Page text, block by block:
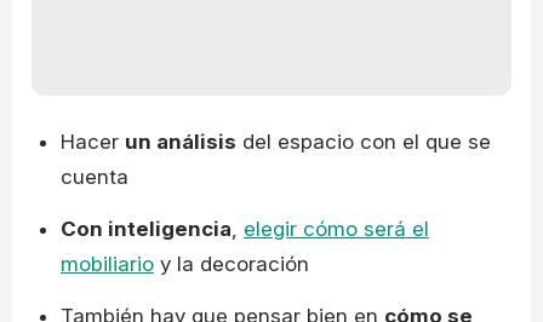
Hacer un análisis del espacio con el que se
cuenta
Con inteligencia elegir cómo será el
mobiliario y la decoración
También hay que pensar bien en cómo se